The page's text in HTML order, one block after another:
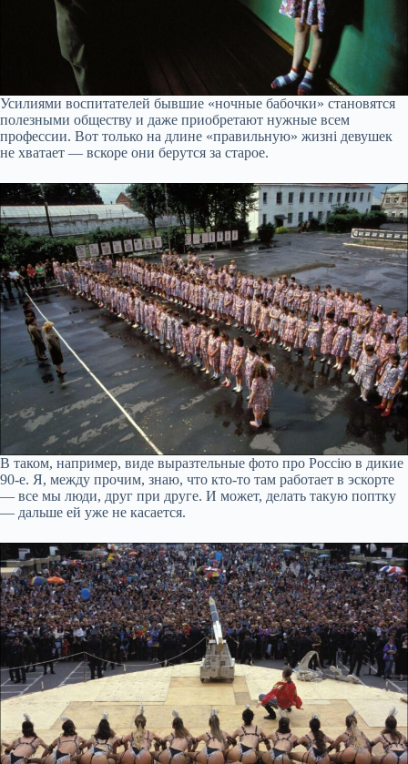
Усилиями воспитателей бывшие «ночные бабочки» становятся
полезными обществу и даже приобретают нужные всем
профессии. Вот только на длине «правильную» жизнi девушек
не хватает — вскоре они берутся за старое.
В таком, например, виде выразтельные фото про Россію в дикие
90-е. Я, между прочим, знаю, что кто-то там работает в эскорте
— все мы люди, друг при друге. И может, делать такую поптку
— дальше ей уже не касается.